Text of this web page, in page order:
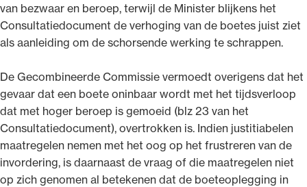
van bezwaar en beroep, terwijl de Minister blijkens het
Consultatiedocument de verhoging van de boetes juist ziet
als aanleiding om de schorsende werking te schrappen.
De Gecombineerde Commissie vermoedt overigens dat het
gevaar dat een boete oninbaar wordt met het tijdsverloop
dat met hoger beroep is gemoeid (blz 23 van het
Consultatiedocument), overtrokken is. Indien justitiabelen
maatregelen nemen met het oog op het frustreren van de
invordering, is daarnaast de vraag of die maatregelen niet
op zich genomen al betekenen dat de boeteoplegging in